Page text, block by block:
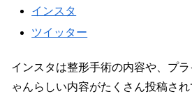
インスタ
ツイッター
インスタは整形手術の内容や、プ
ゃんらしい内容がたくさん投稿され